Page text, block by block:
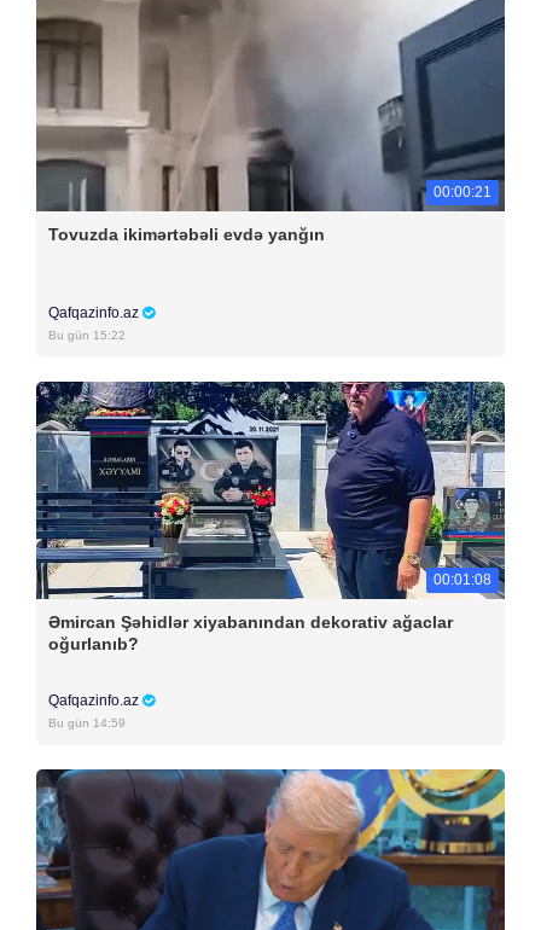
00:00:21
Tovuzda ikimərtəbəli evdə yanğın
Qafqazinfo.az
Bu gün 15:22
00:01:08
Əmircan Şəhidlər xiyabanından dekorativ ağaclar
oğurlanıb?
Qafqazinfo.az
Bu gün 14:59